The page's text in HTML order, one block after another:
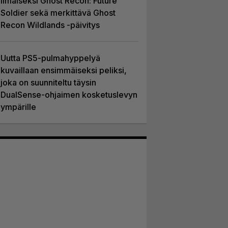
Soldier sekä merkittävä Ghost
Recon Wildlands -päivitys
Uutta PS5-pulmahyppelyä
kuvaillaan ensimmäiseksi peliksi,
joka on suunniteltu täysin
DualSense-ohjaimen kosketuslevyn
ympärille